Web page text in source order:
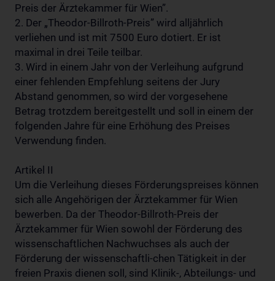
Preis der Ärztekammer für Wien”.
2. Der „Theodor-Billroth-Preis” wird alljährlich
verliehen und ist mit 7500 Euro dotiert. Er ist
maximal in drei Teile teilbar.
3. Wird in einem Jahr von der Verleihung aufgrund
einer fehlenden Empfehlung seitens der Jury
Abstand genommen, so wird der vorgesehene
Betrag trotzdem bereitgestellt und soll in einem der
folgenden Jahre für eine Erhöhung des Preises
Verwendung finden.
Artikel II
Um die Verleihung dieses Förderungspreises können
sich alle Angehörigen der Ärztekammer für Wien
bewerben. Da der Theodor-Billroth-Preis der
Ärztekammer für Wien sowohl der Förderung des
wissenschaftlichen Nachwuchses als auch der
Förderung der wissenschaftli-chen Tätigkeit in der
freien Praxis dienen soll, sind Klinik-, Abteilungs- und